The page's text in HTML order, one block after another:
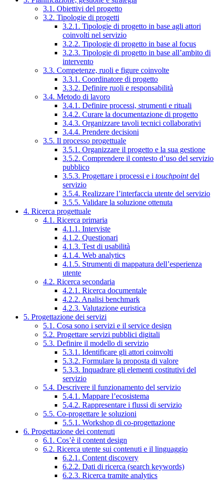
3.1. Obiettivi del progetto
3.2. Tipologie di progetti
3.2.1. Tipologie di progetto in base agli attori
coinvolti nel servizio
3.2.2. Tipologie di progetto in base al focus
3.2.3. Tipologie di progetto in base all’ambito di
intervento
3.3. Competenze, ruoli e figure coinvolte
3.3.1. Coordinatore di progetto
3.3.2. Definire ruoli e responsabilità
3.4. Metodo di lavoro
3.4.1. Definire processi, strumenti e rituali
3.4.2. Curare la documentazione di progetto
3.4.3. Organizzare tavoli tecnici collaborativi
3.4.4. Prendere decisioni
3.5. Il processo progettuale
3.5.1. Organizzare il progetto e la sua gestione
3.5.2. Comprendere il contesto d’uso del servizio
pubblico
3.5.3. Progettare i processi e i touchpointdel
servizio
3.5.4. Realizzare l’interfaccia utente del servizio
3.5.5. Validare la soluzione ottenuta
4. Ricerca progettuale
4.1. Ricerca primaria
4.1.1. Interviste
4.1.2. Questionari
4.1.3. Test di usabilità
4.1.4. Web analytics
4.1.5. Strumenti di mappatura dell’esperienza
utente
4.2. Ricerca secondaria
4.2.1. Ricerca documentale
4.2.2. Analisi benchmark
4.2.3. Valutazione euristica
5. Progettazione dei servizi
5.1. Cosa sono i servizi e il service design
5.2. Progettare servizi pubblici digitali
5.3. Definire il modello di servizio
5.3.1. Identificare gli attori coinvolti
5.3.2. Formulare la proposta di valore
5.3.3. Inquadrare gli elementi costitutivi del
servizio
5.4. Descrivere il funzionamento del servizio
5.4.1. Mappare l’ecosistema
5.4.2. Rappresentare i flussi di servizio
5.5. Co-progettare le soluzioni
5.5.1. Workshop di co-progettazione
6. Progettazione dei contenuti
6.1. Cos’è il content design
6.2. Ricerca utente sui contenuti e il linguaggio
6.2.1. Content discovery
6.2.2. Dati di ricerca (search keywords)
6.2.3. Ricerca tramite analytics